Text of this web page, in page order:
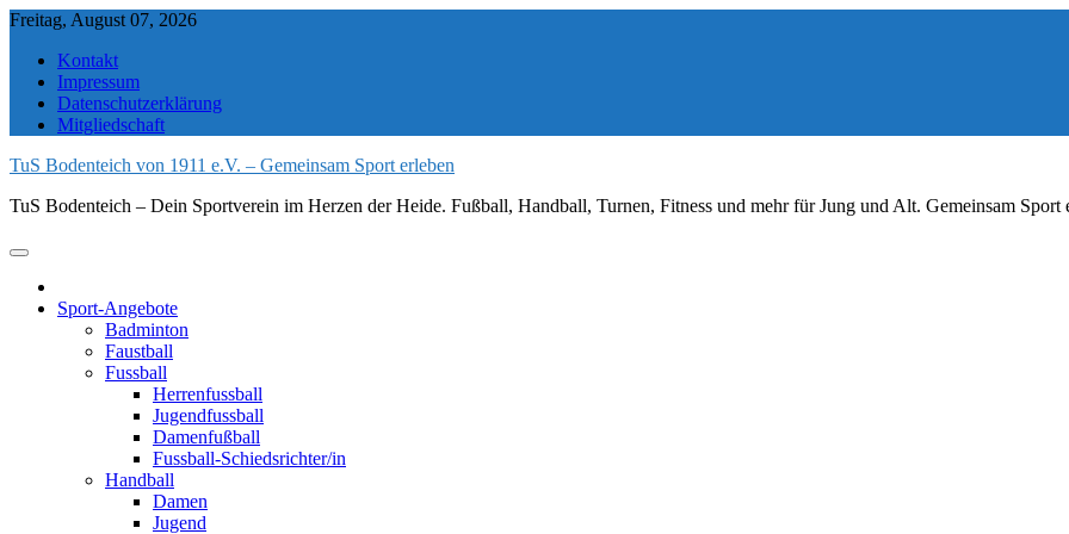
Skip
content
Freitag, August 07, 2026
Kontakt
Impressum
Datenschutzerklärung
Mitgliedschaft
TuS Bodenteich von 1911 e.V. – Gemeinsam Sport erleben
TuS Bodenteich – Dein Sportverein im Herzen der Heide. Fußball, Handball, Turnen, Fitness und mehr für Jung und Alt. Gemeinsam Sport
Sport-Angebote
Badminton
Faustball
Fussball
Herrenfussball
Jugendfussball
Damenfußball
Fussball-Schiedsrichter/in
Handball
Damen
Jugend